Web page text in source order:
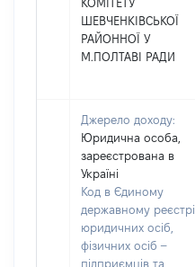
КОМІТЕТУ
ШЕВЧЕНКІВСЬКОЇ
РАЙОННОЇ У
М.ПОЛТАВІ РАДИ
Джерело доходу:
Юридична особа,
зареєстрована в
Україні
Код в Єдиному
державному реєстрі
юридичних осіб,
фізичних осіб –
підприємців та